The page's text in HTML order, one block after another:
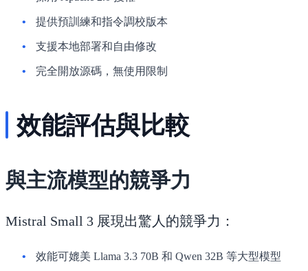
提供預訓練和指令調校版本
支援本地部署和自由修改
完全開放源碼，無使用限制
效能評估與比較
與主流模型的競爭力
Mistral Small 3 展現出驚人的競爭力：
效能可媲美 Llama 3.3 70B 和 Qwen 32B 等大型模型